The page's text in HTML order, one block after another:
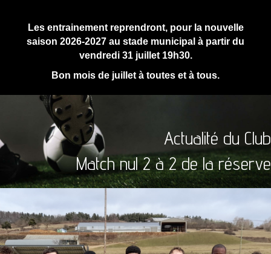
Les entrainement reprendront, pour la nouvelle
saison 2026-2027 au stade municipal à partir du
vendredi 31 juillet 19h30.
Bon mois de juillet à toutes et à tous.
Actualité du Club
Match nul 2 à 2 de la réserve